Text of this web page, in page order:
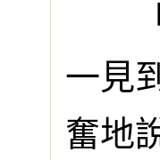
「
一見
奮地